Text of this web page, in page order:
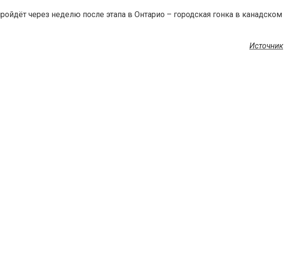
через неделю после этапа в Онтарио – городская гонка в канадском
Источник